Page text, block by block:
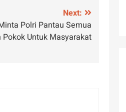
Next:
Polri Pantau Semua
Pokok Untuk Masyarakat